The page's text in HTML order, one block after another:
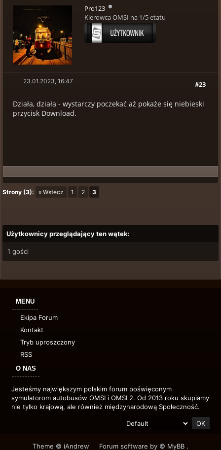
Pro123
Kierowca OMSI na 1/5 etatu
#23
23.01.2023, 16:47
Działa, działa - wystarczy poczekać aż pokaże się niebieski
przycisk Download.
Strony (3): « Wstecz 1 2 3
Użytkownicy przeglądający ten wątek:
1 gości
MENU
Ekipa Forum
Kontakt
Tryb uproszczony
RSS
O NAS
Jesteśmy największym polskim forum poświęconym
symulatorom autobusów OMSI i OMSI 2. Od 2013 roku skupiamy
nie tylko krajową, ale również międzynarodową Społeczność.
Theme © iAndrew Forum software by © MyBB .